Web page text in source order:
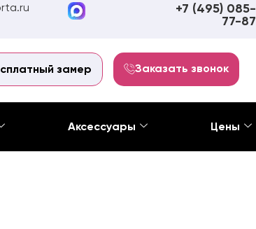
+7 (495) 085-
77-87
замер Заказать звонок
Аксессуары Цены